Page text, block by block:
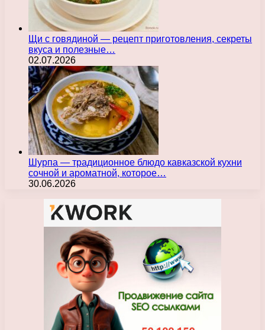
Щи с говядиной — рецепт приготовления, секреты
вкуса и полезные…
02.07.2026
Шурпа — традиционное блюдо кавказской кухни
сочной и ароматной, которое…
30.06.2026